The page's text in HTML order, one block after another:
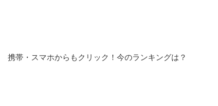
携帯・スマホからもクリック！今のランキングは？